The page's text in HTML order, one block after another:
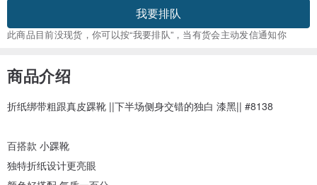
我要排队
此商品目前没现货，你可以按“我要排队”，当有货会主动发信通知你
商品介绍
折纸绑带粗跟真皮踝靴 ||下半场侧身交错的独白 漆黑|| #8138
百搭款 小踝靴
独特折纸设计更亮眼